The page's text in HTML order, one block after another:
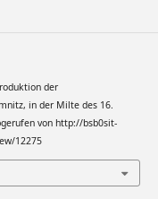
der
in der Milte des 16.
von http://bsb0sit-
12275